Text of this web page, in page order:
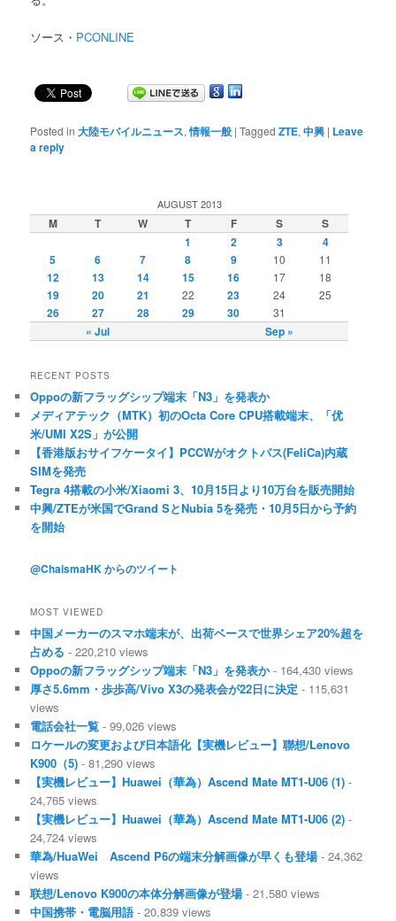
ソース・ PCONLINE
Posted in 大陸モバイルニュース,情報一般 |Tagged ZTE,中興 | Leave
a reply
AUGUST 2013
M T W T F S S
« Jul Sep »
1 2 3
4
5
6 7 8 9 10 11
12 13 14 15 16 17 18
19 20 21 22 23 24 25
26 27 28 29 30 31
RECENT POSTS
Oppoの新フラッグシップ端末「N3」を発表か
メディアテック（MTK）初のOcta Core CPU搭載端末、「优
米/UMI X2S」が公開
【香港版おサイフケータイ】PCCWがオクトパス(FeliCa)内蔵
SIMを発売
Tegra 4搭載の小米/Xiaomi 3、10月15日より10万台を販売開始
中興/ZTEが米国でGrand SとNubia 5を発売・10月5日から予約
を開始
@ChaismaHK からのツイート
MOST VIEWED
中国メーカーのスマホ端末が、出荷ベースで世界シェア20%超を
占める - 220,210 views
Oppoの新フラッグシップ端末「N3」を発表か- 164,430 views
厚さ5.6mm・歩歩高/Vivo X3の発表会が22日に決定 - 115,631
views
電話会社一覧 - 99,026 views
ロケールの変更および日本語化【実機レビュー】聯想/Lenovo
K900（5) - 81,290 views
【実機レビュー】Huawei（華為）Ascend Mate MT1-U06 (1) -
24,765 views
【実機レビュー】Huawei（華為）Ascend Mate MT1-U06 (2) -
24,724 views
華為/HuaWei Ascend P6の端末分解画像が早くも登場- 24,362
views
联想/Lenovo K900の本体分解画像が登場- 21,580 views
中国携帯・電脳用語- 20,839 views